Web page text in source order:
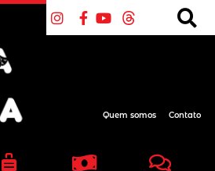
Quem somos Contato